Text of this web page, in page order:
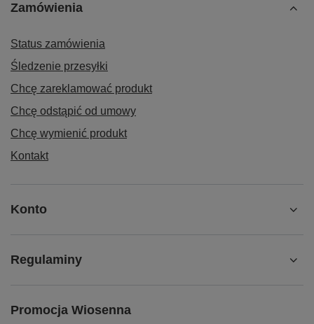
Zamówienia
Status zamówienia
Śledzenie przesyłki
Chcę zareklamować produkt
Chcę odstąpić od umowy
Chcę wymienić produkt
Kontakt
Konto
Regulaminy
Promocja Wiosenna